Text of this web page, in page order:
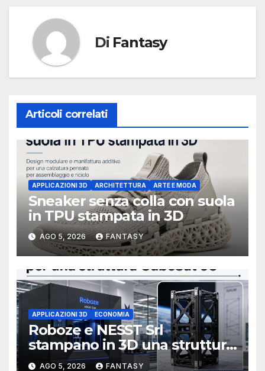
Di Fantasy
Articoli correlati
APPLICAZIONI 3D ARCHITETTURA ARTE E MODA
Sneaker senza colla con suola
in TPU stampata in 3D
AGO 5, 2026 FANTASY
APPLICAZIONI 3D ECONOMIA
Roboze e NESST Srl
stampano in 3D una struttura
CubeSat 3U in Carbon PEEK
AGO 5, 2026 FANTASY